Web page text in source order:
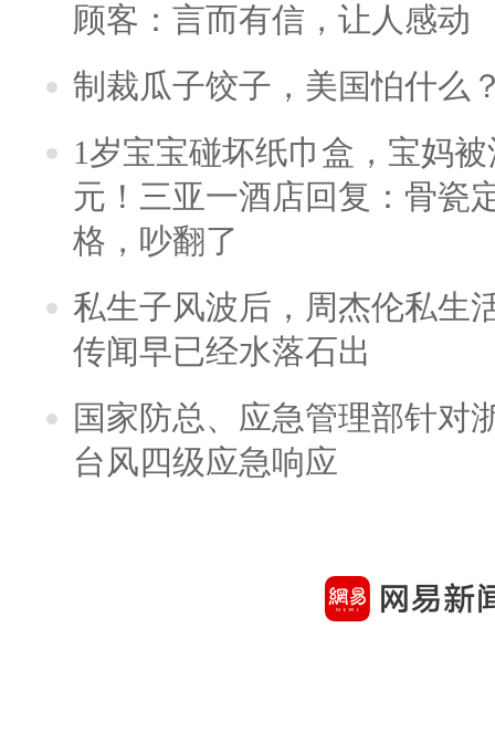
顾客：言而有信，让人感动
制裁瓜子饺子，美国怕什么
1岁宝宝碰坏纸巾盒，宝妈
元！三亚一酒店回复：骨瓷
格，吵翻了
私生子风波后，周杰伦私生
传闻早已经水落石出
国家防总、应急管理部针对
台风四级应急响应